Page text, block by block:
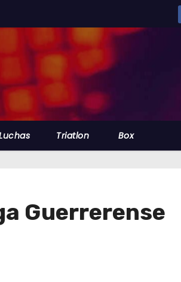
Triatlon Box
Guerrerense